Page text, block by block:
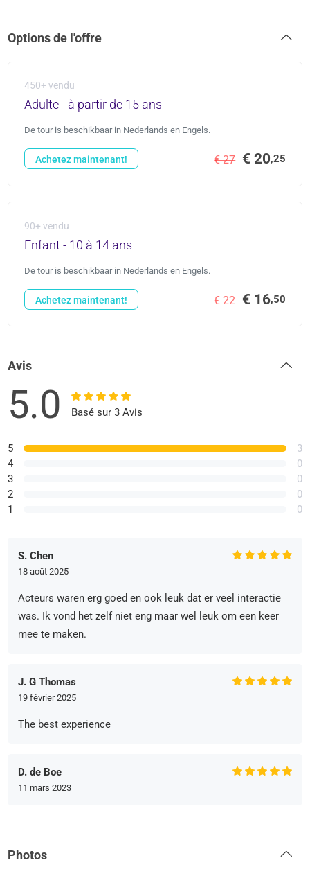
Options de l'offre
450+ vendu
Adulte - à partir de 15 ans
De tour is beschikbaar in Nederlands en Engels.
€ 27 € 20,25
Achetez maintenant!
90+ vendu
Enfant - 10 à 14 ans
De tour is beschikbaar in Nederlands en Engels.
€ 22 € 16,50
Achetez maintenant!
Avis
5.0 Basé sur 3 Avis
5
4
3
2
1
3
0
0
0
0
S. Chen
18 août 2025
Acteurs waren erg goed en ook leuk dat er veel interactie
was. Ik vond het zelf niet eng maar wel leuk om een keer
mee te maken.
J. G Thomas
19 février 2025
The best experience
D. de Boe
11 mars 2023
Photos